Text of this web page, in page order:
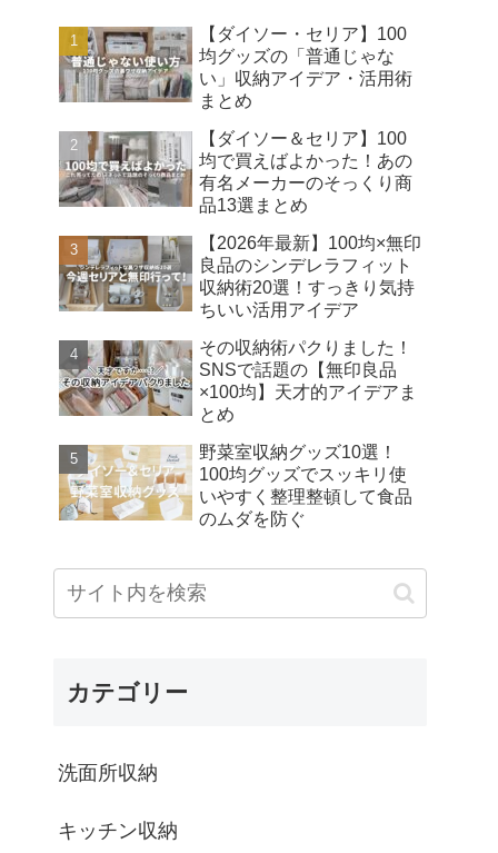
【ダイソー・セリア】100
均グッズの「普通じゃな
い」収納アイデア・活用術
まとめ
【ダイソー＆セリア】100
均で買えばよかった！あの
有名メーカーのそっくり商
品13選まとめ
【2026年最新】100均×無印
良品のシンデレラフィット
収納術20選！すっきり気持
ちいい活用アイデア
その収納術パクりました！
SNSで話題の【無印良品
×100均】天才的アイデアま
とめ
野菜室収納グッズ10選！
100均グッズでスッキリ使
いやすく整理整頓して食品
のムダを防ぐ
カテゴリー
洗面所収納
キッチン収納